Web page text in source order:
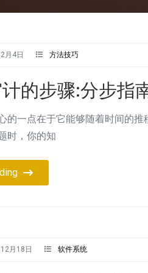
月4日 方法技巧
的步骤:分步指
的一点在于它能够随着时间的
时，你的知
月18日 软件系统